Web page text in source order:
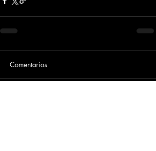
Comentarios